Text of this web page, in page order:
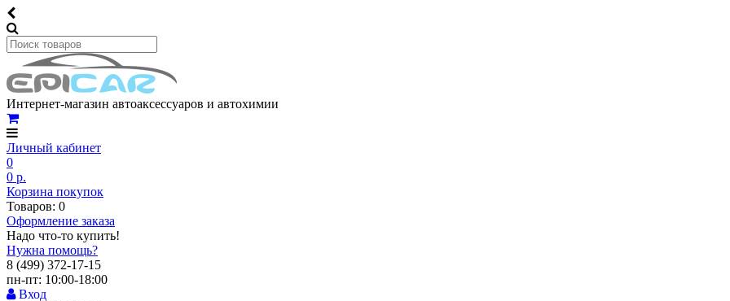
Интернет-магазин автоаксессуаров и автохимии
Личный кабинет
0
0 р.
Корзина покупок
Товаров: 0
Оформление заказа
Надо что-то купить!
Нужна помощь?
8 (499) 372-17-15
пн-пт: 10:00-18:00
Вход